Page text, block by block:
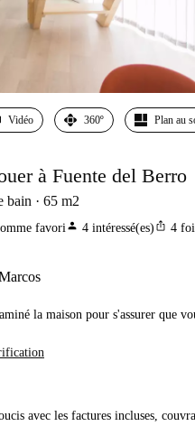
Vidéo 360º Plan au
à Fuente del Berro
bain 65 m2
favoriperson 4 intéressé(es) ios_share 4
la maison pour s'assurer que
avec les factures incluses,